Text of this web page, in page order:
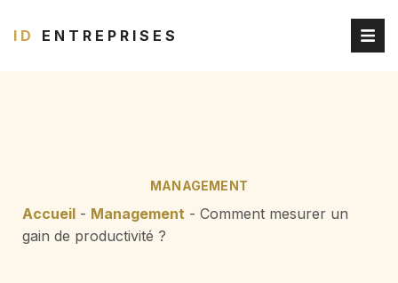
ID ENTREPRISES
MANAGEMENT
Accueil - Management - Comment mesurer un
gain de productivité ?